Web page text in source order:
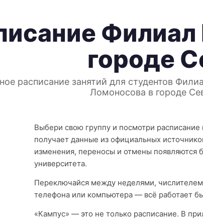
Филиал
городе
расписание занятий для студентов
Ломоносова в городе
Выбери свою группу и посмотри
получает данные из официальных
изменения, переносы и отмены появляются
университета.
Переключайся между неделями,
телефона или компьютера — всё работает
«Кампус» — это не только расписание. В